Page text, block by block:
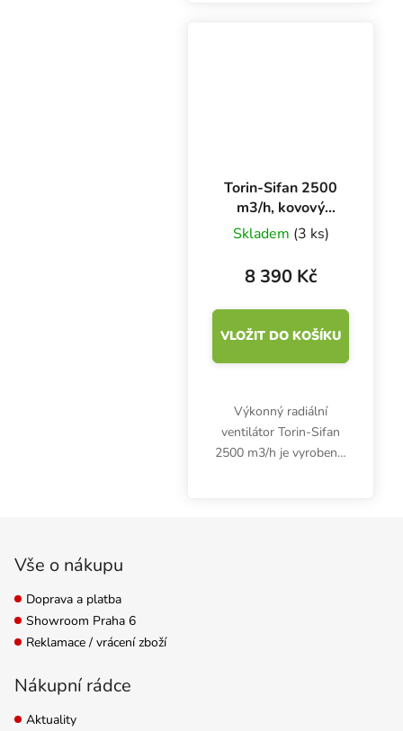
Torin-Sifan 2500
m3/h, kovový
ventilátor ulita
[241-241]
Skladem (3 ks)
8 390 Kč
VLOŽIT DO KOŠÍKU
Výkonný radiální
ventilátor Torin-Sifan
2500 m3/h je vyroben z
Vše o nákupu
Doprava a platba
Showroom Praha 6
Reklamace / vrácení zboží
Nákupní rádce
Aktuality